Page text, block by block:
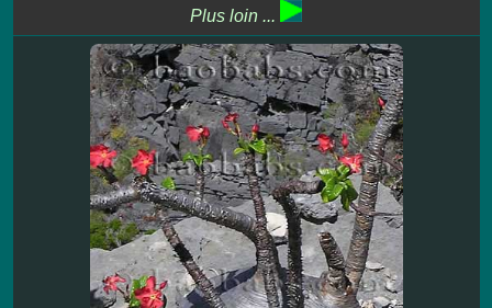
Plus loin ...